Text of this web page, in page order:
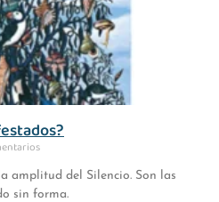
amplitud del Silencio. Son las
sin forma.